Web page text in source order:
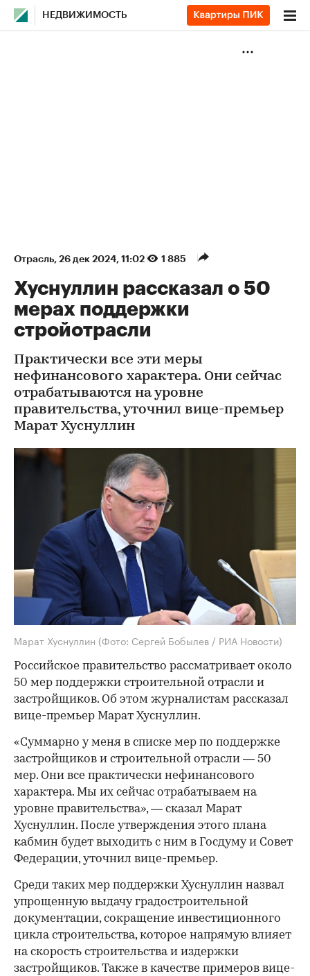
НЕДВИЖИМОСТЬ
Отрасль⁠, 26 дек 2024, 11:02 1 885
Хуснуллин рассказал о 50
мерах поддержки
стройотрасли
Практически все эти меры
нефинансового характера. Они сейчас
отрабатываются на уровне
правительства, уточнил вице-премьер
Марат Хуснуллин
Марат Хуснуллин (Фото: Сергей Бобылев / РИА Новости)
Российское правительство рассматривает около
50 мер поддержки строительной отрасли и
застройщиков. Об этом журналистам рассказал
вице-премьер Марат Хуснуллин.
«Суммарно у меня в списке мер по поддержке
застройщиков и строительной отрасли — 50
мер. Они все практически нефинансового
характера. Мы их сейчас отрабатываем на
уровне правительства», — сказал Марат
Хуснуллин. После утверждения этого плана
кабмин будет выходить с ним в Госдуму и Совет
Федерации, уточнил вице-премьер.
Среди таких мер поддержки Хуснуллин назвал
упрощенную выдачу градостроительной
документации, сокращение инвестиционного
цикла строительства, которое напрямую влияет
на скорость строительства и издержки
застройщиков. Также в качестве примеров вице-